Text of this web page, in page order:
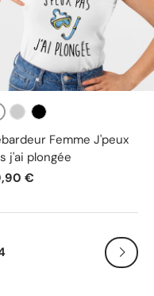
Femme J'peux
j'ai plongée
€